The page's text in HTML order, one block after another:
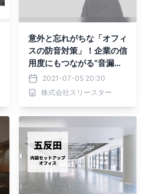
意外と忘れがちな「オフィ
スの防音対策」！企業の信
用度にもつながる”音漏れ
しないオフィス”の作り方
をご紹介！
2021-07-05 20:30
株式会社スリースター